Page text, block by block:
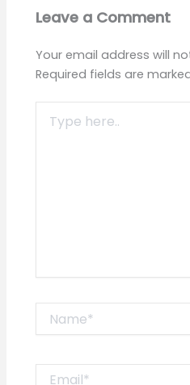
Leave a Comment
Your email address will
Required fields are
here..